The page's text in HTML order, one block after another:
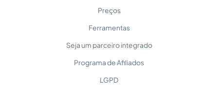
Preços
Ferramentas
Seja um parceiro integrado
Programa de Afiliados
LGPD